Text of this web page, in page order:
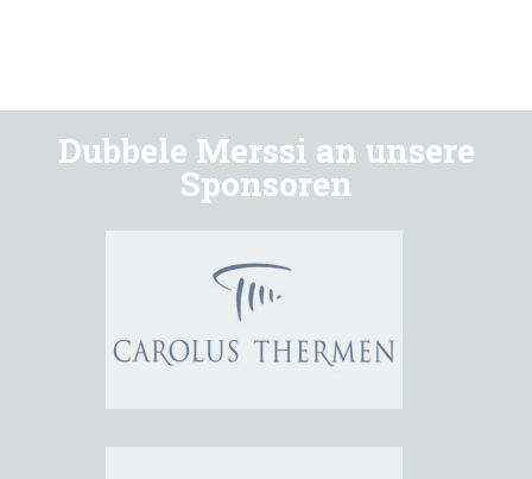
Dubbele Merssi an unsere
Sponsoren